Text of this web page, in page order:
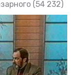
(54 232)